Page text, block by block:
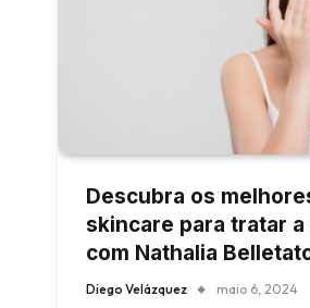
Descubra os
skincare para tratar
com Nathalia
Diego Velázquez maio 6, 2024